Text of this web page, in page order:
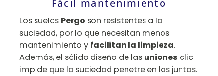
Fácil mantenimiento
Los suelos Pergo son resistentes a la
suciedad, por lo que necesitan menos
mantenimiento y facilitan la limpieza.
Además, el sólido diseño de las uniones clic
impide que la suciedad penetre en las juntas.